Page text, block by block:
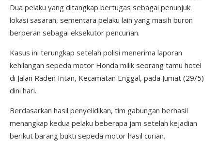
Dua pelaku yang ditangkap bertugas sebagai penunjuk
lokasi sasaran, sementara pelaku lain yang masih buron
berperan sebagai eksekutor pencurian.
Kasus ini terungkap setelah polisi menerima laporan
kehilangan sepeda motor Honda milik seorang tamu hotel
di Jalan Raden Intan, Kecamatan Enggal, pada Jumat (29/5)
dini hari.
Berdasarkan hasil penyelidikan, tim gabungan berhasil
menangkap kedua pelaku beberapa jam setelah kejadian
berikut barang bukti sepeda motor hasil curian.